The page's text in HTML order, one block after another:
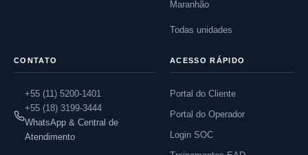
Maranhão
Todas unidades
CONTATO
+55 (11) 5200-1401
+55 (18) 3199-3444
WhatsApp & Central de
Atendimento
ACESSO RÁPIDO
Portal do Cliente
Portal do Operador
Login SOC